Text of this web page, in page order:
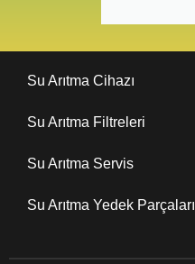
Su Arıtma Cihazı
Su Arıtma Filtreleri
Su Arıtma Servis
Su Arıtma Yedek Parçaları